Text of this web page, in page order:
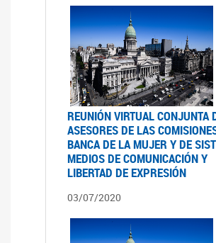
REUNIÓN VIRTUAL CONJUNTA
ASESORES DE LAS
BANCA DE LA MUJER Y DE
MEDIOS DE COMUNICACIÓN Y
LIBERTAD DE EXPRESIÓN
03/07/2020